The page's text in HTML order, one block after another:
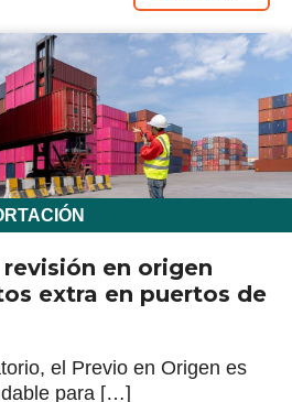
en origen
extra en puertos de
el Previo en Origen es
para […]